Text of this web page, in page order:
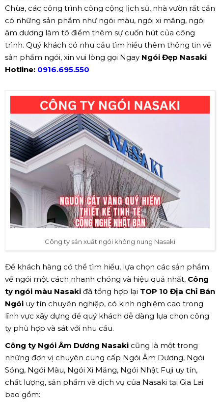
Chùa, các công trình công cộng lịch sử, nhà vườn rất cần
có những sản phẩm như ngói màu, ngói xi măng, ngói
âm dương làm tô điểm thêm sự cuốn hút của công
trình. Quý khách có nhu cầu tìm hiểu thêm thông tin về
sản phẩm ngói, xin vui lòng gọi Ngay Ngói Đẹp Nasaki
Hotline: 0916.695.550
Công ty sản xuất ngói không nung Nasaki
Để khách hàng có thể tìm hiểu, lựa chọn các sản phẩm
về ngói một cách nhanh chóng và hiệu quả nhất, Công
ty ngói màu Nasaki đã tổng hợp lại TOP 10 Địa Chỉ Bán
Ngói uy tín chuyên nghiệp, có kinh nghiệm cao trong
lĩnh vực xây dựng để quý khách dễ dàng lựa chọn công
ty phù hợp và sát với nhu cầu.
Công ty Ngói Âm Dương Nasaki cũng là một trong
những đơn vị chuyên cung cấp Ngói Âm Dương, Ngói
Sóng, Ngói Màu, Ngói Xi Măng, Ngói Nhật Fuji uy tín,
chất lượng, sản phẩm và dịch vụ của Nasaki tại Gia Lai
bao gồm: